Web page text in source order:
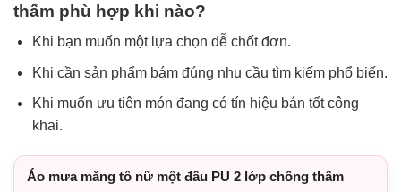
thấm phù hợp khi nào?
Khi bạn muốn một lựa chọn dễ chốt đơn.
Khi cần sản phẩm bám đúng nhu cầu tìm kiếm phổ biến.
Khi muốn ưu tiên món đang có tín hiệu bán tốt công
khai.
Áo mưa măng tô nữ một đầu PU 2 lớp chống thấm